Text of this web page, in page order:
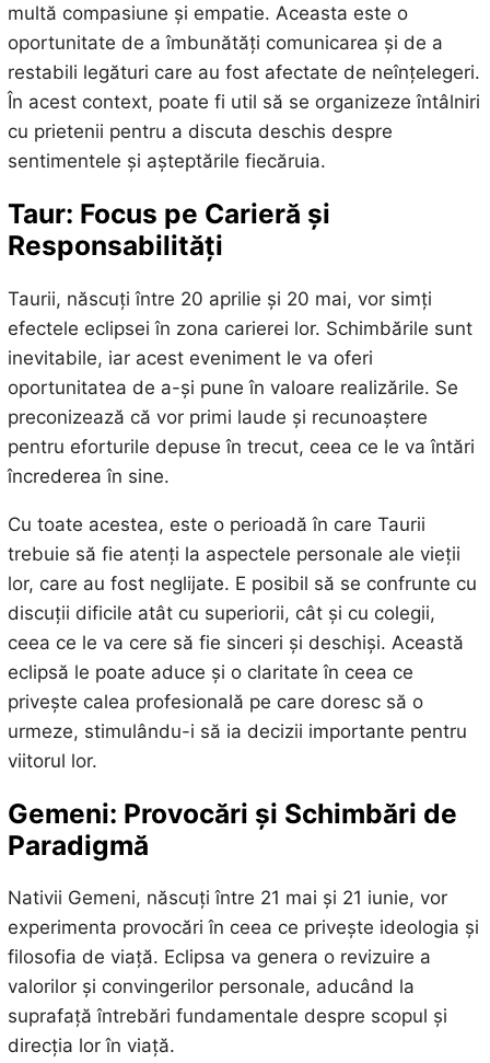
multă compasiune și empatie. Aceasta este o
oportunitate de a îmbunătăți comunicarea și de a
restabili legături care au fost afectate de neînțelegeri.
În acest context, poate fi util să se organizeze întâlniri
cu prietenii pentru a discuta deschis despre
sentimentele și așteptările fiecăruia.
Taur: Focus pe Carieră și
Responsabilități
Taurii, născuți între 20 aprilie și 20 mai, vor simți
efectele eclipsei în zona carierei lor. Schimbările sunt
inevitabile, iar acest eveniment le va oferi
oportunitatea de a-și pune în valoare realizările. Se
preconizează că vor primi laude și recunoaștere
pentru eforturile depuse în trecut, ceea ce le va întări
încrederea în sine.
Cu toate acestea, este o perioadă în care Taurii
trebuie să fie atenți la aspectele personale ale vieții
lor, care au fost neglijate. E posibil să se confrunte cu
discuții dificile atât cu superiorii, cât și cu colegii,
ceea ce le va cere să fie sinceri și deschiși. Această
eclipsă le poate aduce și o claritate în ceea ce
privește calea profesională pe care doresc să o
urmeze, stimulându-i să ia decizii importante pentru
viitorul lor.
Gemeni: Provocări și Schimbări de
Paradigmă
Nativii Gemeni, născuți între 21 mai și 21 iunie, vor
experimenta provocări în ceea ce privește ideologia și
filosofia de viață. Eclipsa va genera o revizuire a
valorilor și convingerilor personale, aducând la
suprafață întrebări fundamentale despre scopul și
direcția lor în viață.